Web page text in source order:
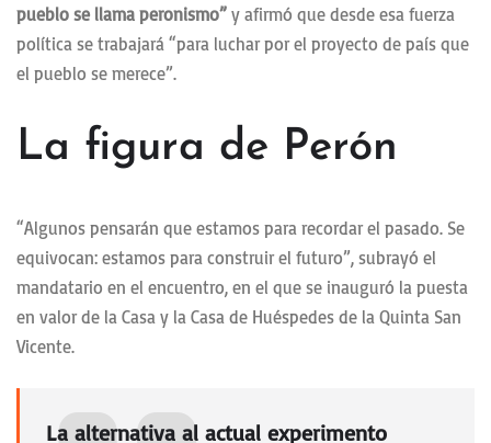
pueblo se llama peronismo” y afirmó que desde esa fuerza
política se trabajará “para luchar por el proyecto de país que
el pueblo se merece”.
La figura de Perón
“Algunos pensarán que estamos para recordar el pasado. Se
equivocan: estamos para construir el futuro”, subrayó el
mandatario en el encuentro, en el que se inauguró la puesta
en valor de la Casa y la Casa de Huéspedes de la Quinta San
Vicente.
La alternativa al actual experimento